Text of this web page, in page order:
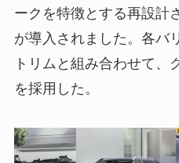
ークを特徴とする再設計
が導入されました。各バ
トリムと組み合わせて、
を採用した。